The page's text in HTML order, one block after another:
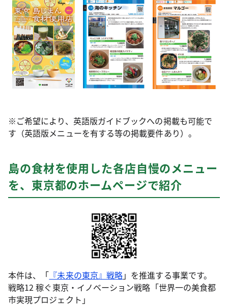
※ご希望により、英語版ガイドブックへの掲載も可能で
す（英語版メニューを有する等の掲載要件あり）。
島の食材を使用した各店自慢のメニュー
を、東京都のホームページで紹介
本件は、「 『未来の東京』戦略」を推進する事業です。
戦略12 稼ぐ東京・イノベーション戦略「世界一の美食都
市実現プロジェクト」